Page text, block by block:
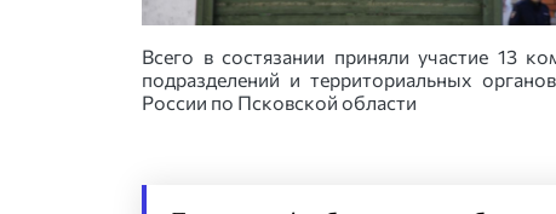
Всего в состязании приняли участие 13
подразделений и территориальных
России по Псковской области